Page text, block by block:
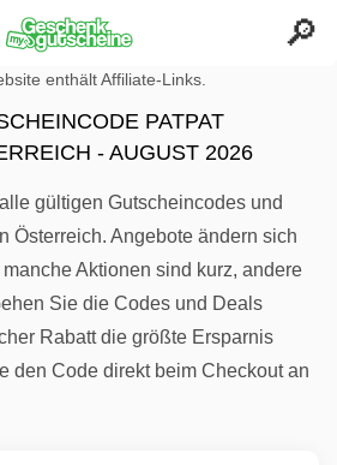
enthält Affiliate-Links.
PATPAT
- AUGUST 2026
gültigen Gutscheincodes und
Österreich. Angebote ändern sich
Aktionen sind kurz, andere
Sie die Codes und Deals
Rabatt die größte Ersparnis
den Code direkt beim Checkout an